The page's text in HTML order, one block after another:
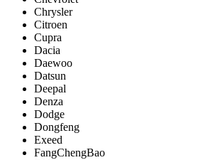
Chrysler
Citroen
Cupra
Dacia
Daewoo
Datsun
Deepal
Denza
Dodge
Dongfeng
Exeed
FangChengBao